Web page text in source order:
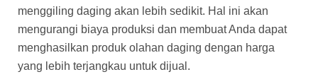
menggiling daging akan lebih sedikit. Hal ini akan
mengurangi biaya produksi dan membuat Anda dapat
menghasilkan produk olahan daging dengan harga
yang lebih terjangkau untuk dijual.